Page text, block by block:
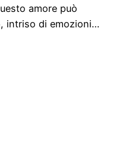
amore può
intriso di emozioni…